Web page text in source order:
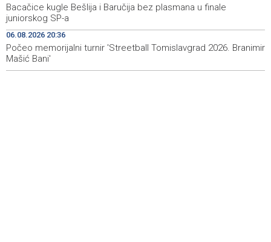
12:32
Investicije u BiH u 2025. porasle za 5,36 posto, na 9,44
milijarde KM
12:30
Dvojici rudara pozlilo u jami Raspotočje, jedan prebačen
u bolnicu
Bacačice kugle Bešlija i Baručija bez plasmana u finale
juniorskog SP-a
06.08.2026 20:36
Počeo memorijalni turnir 'Streetball Tomislavgrad 2026. Branimir
Mašić Bani'